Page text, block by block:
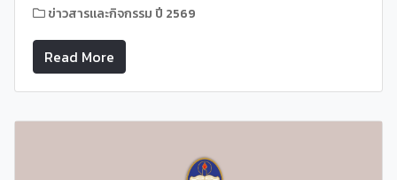
ข่าวสารและกิจกรรม ปี 2569
Read More